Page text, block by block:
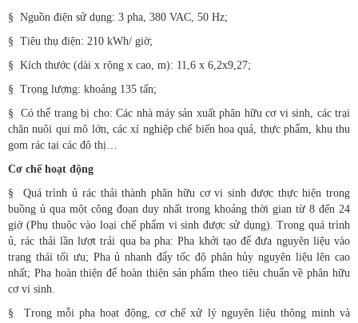
§ Nguồn điện sử dụng: 3 pha, 380 VAC, 50 Hz;
§ Tiêu thụ điện: 210 kWh/ giờ;
§ Kích thước (dài x rộng x cao, m): 11,6 x 6,2x9,27;
§ Trọng lượng: khoảng 135 tấn;
§ Có thể trang bị cho: Các nhà máy sản xuất phân hữu cơ vi sinh, các trại
chăn nuôi qui mô lớn, các xí nghiệp chế biến hoa quả, thực phẩm, khu thu
gom rác tại các đô thị…
Cơ chế hoạt động
§ Quá trình ủ rác thải thành phân hữu cơ vi sinh được thực hiện trong
buồng ủ qua một công đoạn duy nhất trong khoảng thời gian từ 8 đến 24
giờ (Phụ thuộc vào loại chế phẩm vi sinh được sử dụng). Trong quá trình
ủ, rác thải lần lượt trải qua ba pha: Pha khởi tạo để đưa nguyên liệu vào
trạng thái tối ưu; Pha ủ nhanh đẩy tốc độ phân hủy nguyên liệu lên cao
nhất; Pha hoàn thiện để hoàn thiện sản phẩm theo tiêu chuẩn về phân hữu
cơ vi sinh.
§ Trong mỗi pha hoạt động, cơ chế xử lý nguyên liệu thông minh và